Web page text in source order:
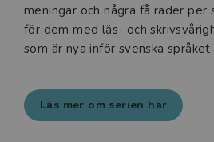
meningar och några få rader
för dem med läs- och
som är nya inför svenska språket.
Läs mer om serien här